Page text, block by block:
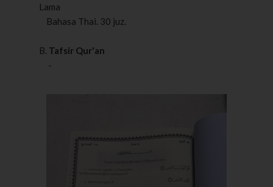
Lama
Bahasa Thai. 30 juz.
B. Tafsir Qur'an
-